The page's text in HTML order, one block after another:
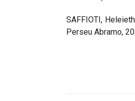
SAFFIOTI,
Perseu Abramo,